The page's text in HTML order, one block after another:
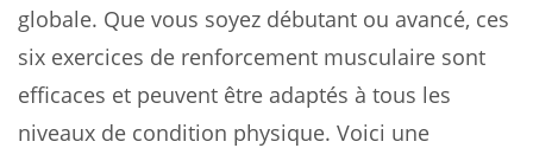
globale. Que vous soyez débutant ou avancé, ces
six exercices de renforcement musculaire sont
efficaces et peuvent être adaptés à tous les
niveaux de condition physique. Voici une